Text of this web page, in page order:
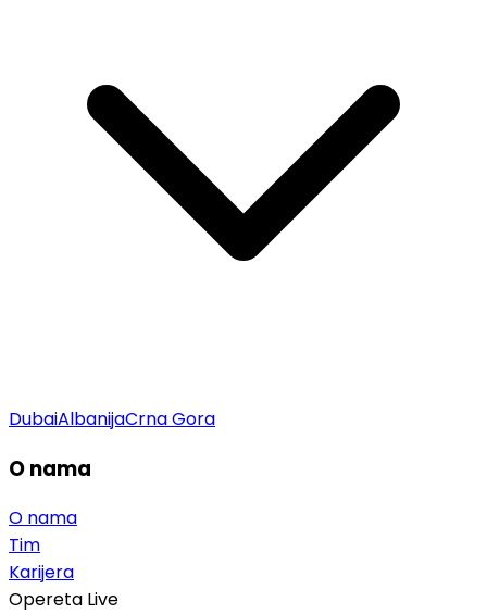
DubaiAlbanijaCrna Gora
O nama
O nama
Tim
Karijera
Opereta Live